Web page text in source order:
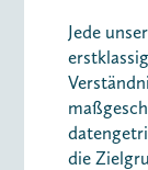
Jede
die